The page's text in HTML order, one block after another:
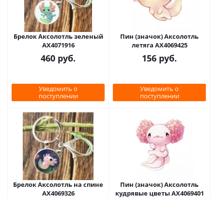
Брелок Аксолотль зеленый
AX4071916
460 руб.
Уведомить о
поступлении
Пин (значок) Аксолотль
летяга AX4069425
156 руб.
Уведомить о
поступлении
Брелок Аксолотль на спине
AX4069326
Пин (значок) Аксолотль
кудрявые цветы AX4069401